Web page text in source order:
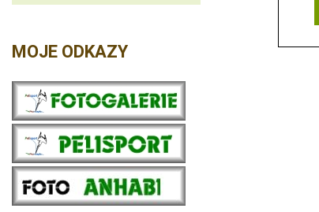
MOJE ODKAZY